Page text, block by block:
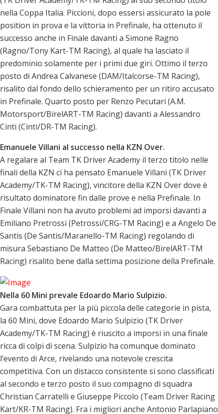
nella Coppa Italia. Piccioni, dopo essersi assicurato la pole
position in prova e la vittoria in Prefinale, ha ottenuto il
successo anche in Finale davanti a Simone Ragno
(Ragno/Tony Kart-TM Racing), al quale ha lasciato il
predominio solamente per i primi due giri. Ottimo il terzo
posto di Andrea Calvanese (DAM/Italcorse-TM Racing),
risalito dal fondo dello schieramento per un ritiro accusato
in Prefinale. Quarto posto per Renzo Pecutari (A.M.
Motorsport/BirelART-TM Racing) davanti a Alessandro
Cinti (Cinti/DR-TM Racing).
Emanuele Villani al successo nella KZN Over.
A regalare al Team TK Driver Academy il terzo titolo nelle
finali della KZN ci ha pensato Emanuele Villani (TK Driver
Academy/TK-TM Racing), vincitore della KZN Over dove è
risultato dominatore fin dalle prove e nella Prefinale. In
Finale Villani non ha avuto problemi ad imporsi davanti a
Emiliano Pretrossi (Petrossi/CRG-TM Racing) e a Angelo De
Santis (De Santis/Maranello-TM Racing) regolando di
misura Sebastiano De Matteo (De Matteo/BirelART-TM
Racing) risalito bene dalla settima posizione della Prefinale.
Nella 60 Mini prevale Edoardo Mario Sulpizio.
Gara combattuta per la più piccola delle categorie in pista,
la 60 Mini, dove Edoardo Mario Sulpizio (TK Driver
Academy/TK-TM Racing) è riuscito a imporsi in una finale
ricca di colpi di scena. Sulpizio ha comunque dominato
l’evento di Arce, rivelando una notevole crescita
competitiva. Con un distacco consistente si sono classificati
al secondo e terzo posto il suo compagno di squadra
Christian Carratelli e Giuseppe Piccolo (Team Driver Racing
Kart/KR-TM Racing). Fra i migliori anche Antonio Parlapiano